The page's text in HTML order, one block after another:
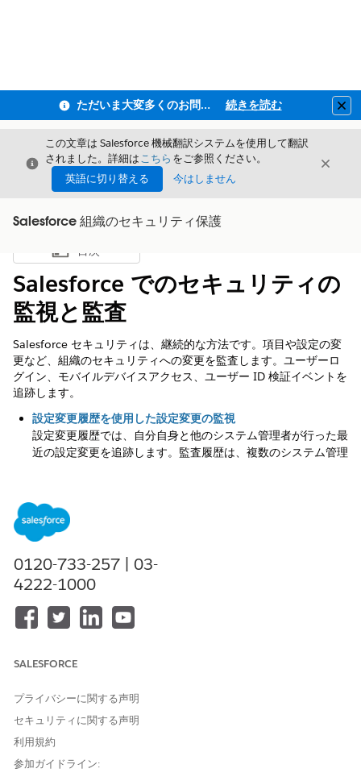
ただいま大変多くのお問い合わせをいただいており、ご連絡までにお時間を頂戴しております 続きを読む
閉じる
この文章は Salesforce 機械翻訳システムを使用して翻訳
されました。詳細はこちら をご参照ください。
英語に切り替える
今はしません
閉じる
Salesforce 組織のセキュリティ保護
目次を表示
目次
Salesforce でのセキュリティの
監視と監査
Salesforce セキュリティは、継続的な方法です。項目や設定の変
更など、組織のセキュリティへの変更を監査します。ユーザーロ
グイン、モバイルデバイスアクセス、ユーザー ID 検証イベントを
追跡します。
設定変更履歴を使用した設定変更の監視
設定変更履歴では、自分自身と他のシステム管理者が行った最
近の設定変更を追跡します。監査履歴は、複数のシステム管理
システム管理者は、Salesforce および Experience Cloud サ
イトへのログイン試行をすべて監視できます。[ログイン履歴]
ページには、過去 6 か月間のユーザーログインのレコードが
最大 20,000 件まで表示されます。さらにレコードを表示す
るには、CSV または GZIP ファイルに情報をダウンロードしま
Monitor Identity Verification History (ID 検証履歴の監視)
証試行のレコードを最大 20,000 件まで監視および監査しま
ーが時間ベースのワンタイムパスワード (TOTP) を正しく入力
すると、その情報が ID 検証履歴に記録されます。
ユーザーによる ID の検証方法の確認
誰がどの ID 検証方法を使用しているかを確認するには、ユー
ザーのリストビューをカスタマイズするか、ID 検証方法レポ
0120-733-257 | 03-
4222-1000
SALESFORCE
プライバシーに関する声明
セキュリティに関する声明
利用規約
参加ガイドライン: